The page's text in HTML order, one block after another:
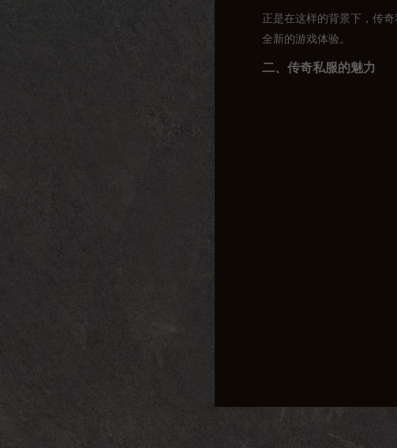
正是在这样的背景下，传
全新的游戏体验。
二、传奇私服的魅力